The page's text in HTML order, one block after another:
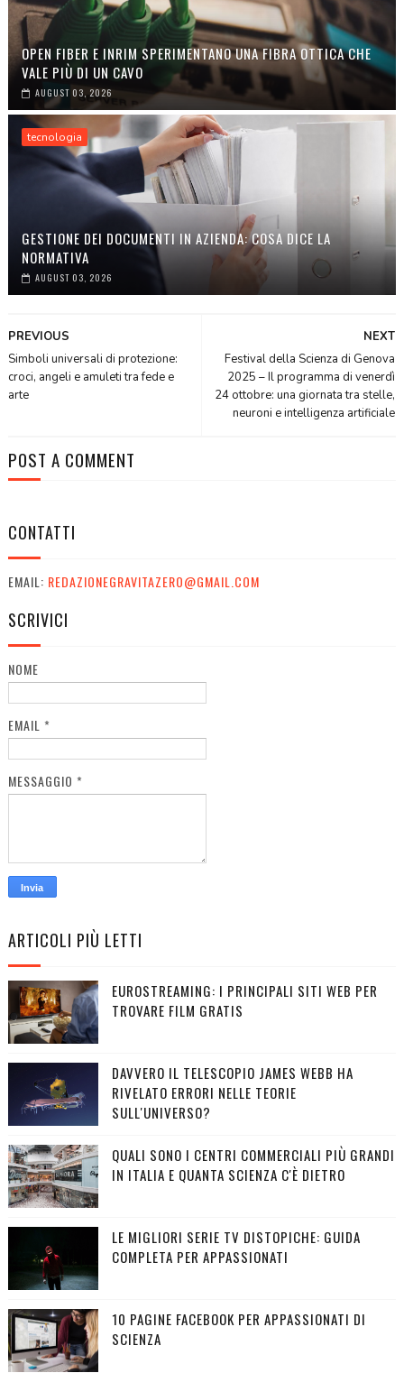
OPEN FIBER E INRIM SPERIMENTANO UNA FIBRA OTTICA CHE
VALE PIÙ DI UN CAVO
AUGUST 03, 2026
tecnologia
GESTIONE DEI DOCUMENTI IN AZIENDA: COSA DICE LA
NORMATIVA
AUGUST 03, 2026
NEXT
Festival della Scienza di Genova
2025 – Il programma di venerdì
24 ottobre: una giornata tra stelle,
neuroni e intelligenza artificiale
PREVIOUS
Simboli universali di protezione:
croci, angeli e amuleti tra fede e
arte
POST A COMMENT
CONTATTI
EMAIL: REDAZIONEGRAVITAZERO@GMAIL.COM
SCRIVICI
NOME
EMAIL *
MESSAGGIO *
ARTICOLI PIÙ LETTI
EUROSTREAMING: I PRINCIPALI SITI WEB PER
TROVARE FILM GRATIS
DAVVERO IL TELESCOPIO JAMES WEBB HA
RIVELATO ERRORI NELLE TEORIE
SULL'UNIVERSO?
QUALI SONO I CENTRI COMMERCIALI PIÙ GRANDI
IN ITALIA E QUANTA SCIENZA C'È DIETRO
LE MIGLIORI SERIE TV DISTOPICHE: GUIDA
COMPLETA PER APPASSIONATI
10 PAGINE FACEBOOK PER APPASSIONATI DI
SCIENZA